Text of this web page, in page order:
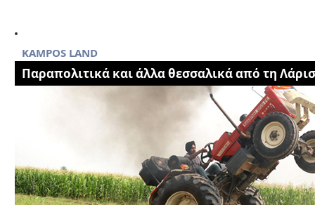
KAMPOS LAND
Παραπολιτικά και άλλα θεσσαλικά από τη